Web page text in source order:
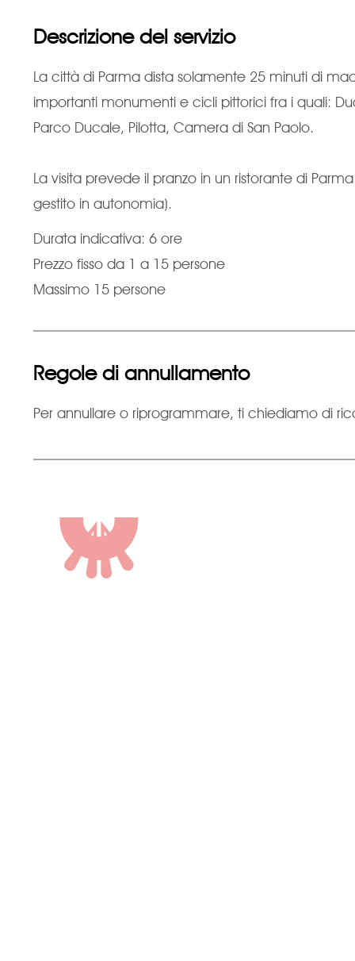
Descrizione del servizio
La città di Parma dista solamente 25 minuti di
importanti monumenti e cicli pittorici fra i quali:
Parco Ducale, Pilotta, Camera di San Paolo.
La visita prevede il pranzo in un ristorante di
gestito in autonomia).
Durata indicativa: 6 ore
Prezzo fisso da 1 a 15 persone
Massimo 15 persone
Regole di annullamento
Per annullare o riprogrammare, ti chiediamo di